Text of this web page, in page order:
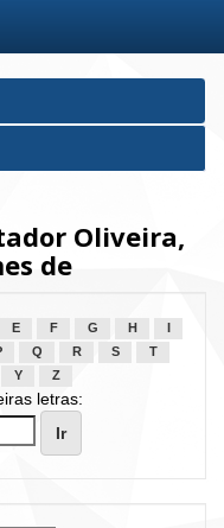
Oliveira,
de
E F G H
Q R S
T
Y Z
letras: